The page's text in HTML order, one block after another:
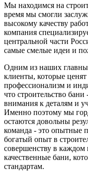
Мы находимся на
время мы смогли
высокому качеству
компания
центральной части
самые смелые идеи и
Одним из наших
клиенты, которые
профессионализм и
что строительство
внимания к деталям и
Именно поэтому мы
остаются довольны
команда - это опытные
богатый опыт в
совершенству в каждом
качественные бани,
стандартам.